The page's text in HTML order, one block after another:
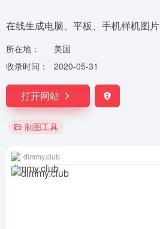
在线生成电脑、平板、手机样机图片
所在地：
美国
收录时间：
2020-05-31
打开网站
制图工具
dimmy.club